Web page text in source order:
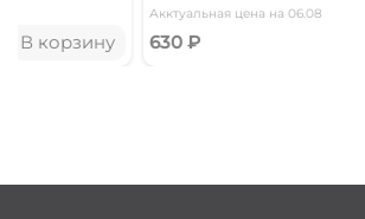
Акктуальная цена на 06.08
630 ₽